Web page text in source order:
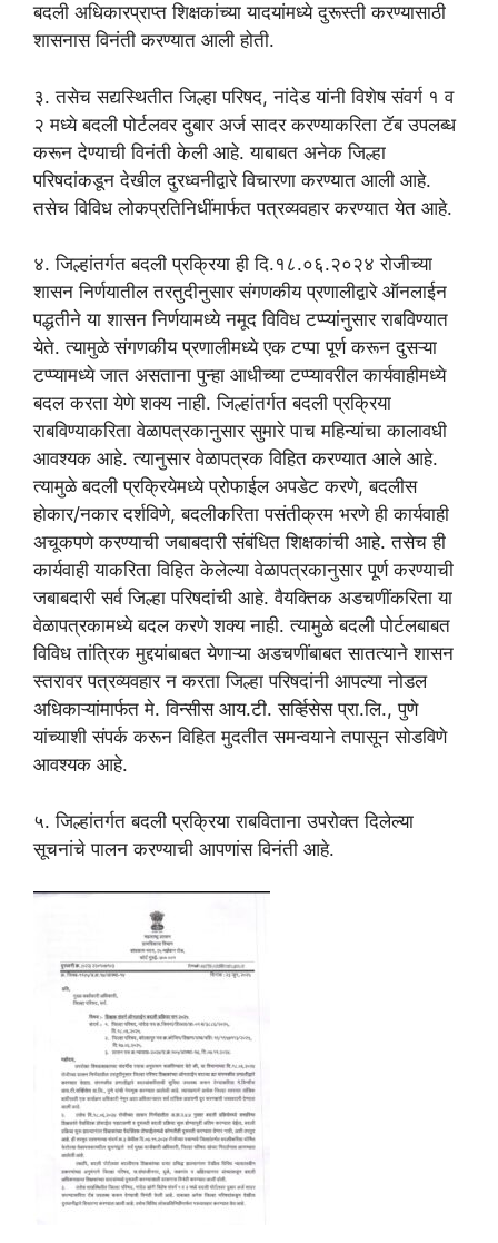
बदली अधिकारप्राप्त शिक्षकांच्या यादयांमध्ये दुरूस्ती करण्यासाठी
शासनास विनंती करण्यात आली होती.
३. तसेच सद्यस्थितीत जिल्हा परिषद, नांदेड यांनी विशेष संवर्ग १ व
२ मध्ये बदली पोर्टलवर दुबार अर्ज सादर करण्याकरिता टॅब उपलब्ध
करून देण्याची विनंती केली आहे. याबाबत अनेक जिल्हा
परिषदांकडून देखील दुरध्वनीद्वारे विचारणा करण्यात आली आहे.
तसेच विविध लोकप्रतिनिधींमार्फत पत्रव्यवहार करण्यात येत आहे.
४. जिल्हांतर्गत बदली प्रक्रिया ही दि.१८.०६.२०२४ रोजीच्या
शासन निर्णयातील तरतुदीनुसार संगणकीय प्रणालीद्वारे ऑनलाईन
पद्धतीने या शासन निर्णयामध्ये नमूद विविध टप्प्यांनुसार राबविण्यात
येते. त्यामुळे संगणकीय प्रणालीमध्ये एक टप्पा पूर्ण करून दुसऱ्या
टप्प्यामध्ये जात असताना पुन्हा आधीच्या टप्प्यावरील कार्यवाहीमध्ये
बदल करता येणे शक्य नाही. जिल्हांतर्गत बदली प्रक्रिया
राबविण्याकरिता वेळापत्रकानुसार सुमारे पाच महिन्यांचा कालावधी
आवश्यक आहे. त्यानुसार वेळापत्रक विहित करण्यात आले आहे.
त्यामुळे बदली प्रक्रियेमध्ये प्रोफाईल अपडेट करणे, बदलीस
होकार/नकार दर्शविणे, बदलीकरिता पसंतीक्रम भरणे ही कार्यवाही
अचूकपणे करण्याची जबाबदारी संबंधित शिक्षकांची आहे. तसेच ही
कार्यवाही याकरिता विहित केलेल्या वेळापत्रकानुसार पूर्ण करण्याची
जबाबदारी सर्व जिल्हा परिषदांची आहे. वैयक्तिक अडचणींकरिता या
वेळापत्रकामध्ये बदल करणे शक्य नाही. त्यामुळे बदली पोर्टलबाबत
विविध तांत्रिक मुद्दयांबाबत येणाऱ्या अडचणींबाबत सातत्याने शासन
स्तरावर पत्रव्यवहार न करता जिल्हा परिषदांनी आपल्या नोडल
अधिकाऱ्यांमार्फत मे. विन्सीस आय.टी. सर्व्हिसेस प्रा.लि., पुणे
यांच्याशी संपर्क करून विहित मुदतीत समन्वयाने तपासून सोडविणे
आवश्यक आहे.
५. जिल्हांतर्गत बदली प्रक्रिया राबविताना उपरोक्त दिलेल्या
सूचनांचे पालन करण्याची आपणांस विनंती आहे.